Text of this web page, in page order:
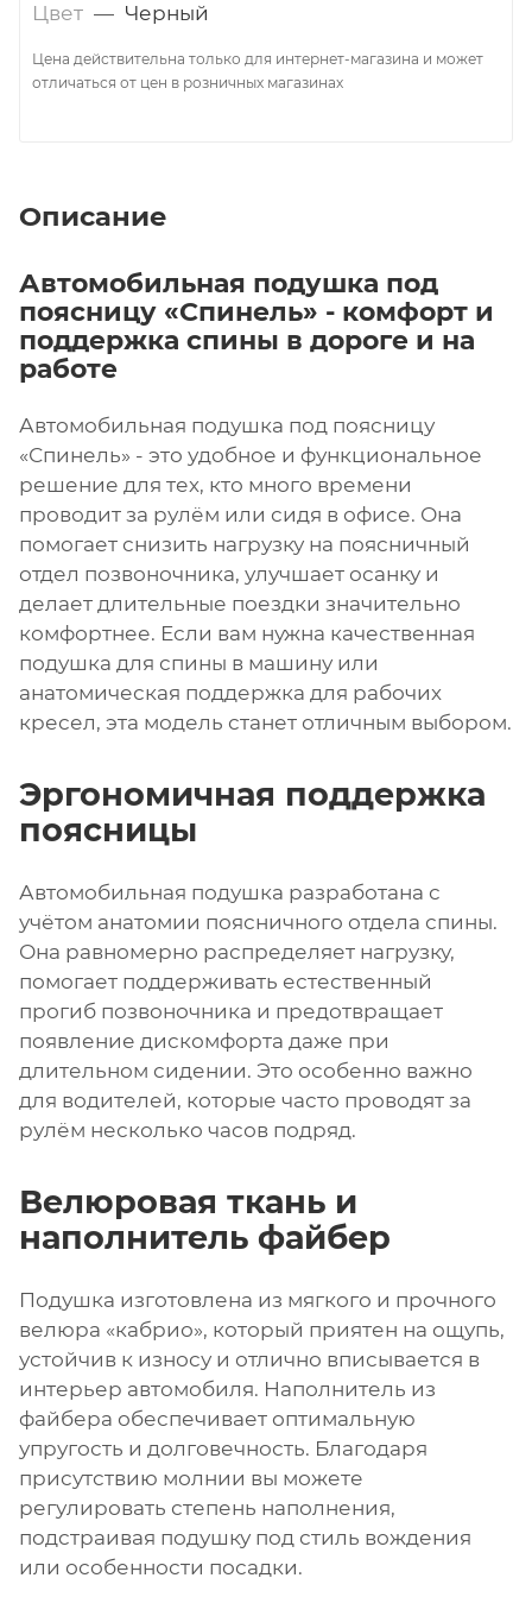
Цвет — Черный
Цена действительна только для интернет-магазина и может
отличаться от цен в розничных магазинах
Описание
Автомобильная подушка под
поясницу «Спинель» - комфорт и
поддержка спины в дороге и на
работе
Автомобильная подушка под поясницу
«Спинель» - это удобное и функциональное
решение для тех, кто много времени
проводит за рулём или сидя в офисе. Она
помогает снизить нагрузку на поясничный
отдел позвоночника, улучшает осанку и
делает длительные поездки значительно
комфортнее. Если вам нужна качественная
подушка для спины в машину или
анатомическая поддержка для рабочих
кресел, эта модель станет отличным выбором.
Эргономичная поддержка
поясницы
Автомобильная подушка разработана с
учётом анатомии поясничного отдела спины.
Она равномерно распределяет нагрузку,
помогает поддерживать естественный
прогиб позвоночника и предотвращает
появление дискомфорта даже при
длительном сидении. Это особенно важно
для водителей, которые часто проводят за
рулём несколько часов подряд.
Велюровая ткань и
наполнитель файбер
Подушка изготовлена из мягкого и прочного
велюра «кабрио», который приятен на ощупь,
устойчив к износу и отлично вписывается в
интерьер автомобиля. Наполнитель из
файбера обеспечивает оптимальную
упругость и долговечность. Благодаря
присутствию молнии вы можете
регулировать степень наполнения,
подстраивая подушку под стиль вождения
или особенности посадки.